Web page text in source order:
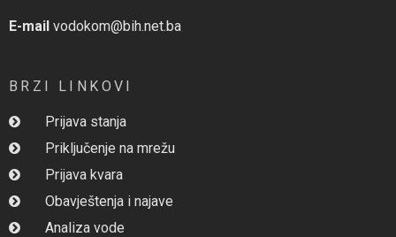
E-mail vodokom@bih.net.ba
BRZI LINKOVI
Prijava stanja
Priključenje na mrežu
Prijava kvara
Obavještenja i najave
Analiza vode